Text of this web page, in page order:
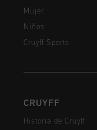
Mujer
Niños
Cruyff Sports
CRUYFF
Historia de Cruyff